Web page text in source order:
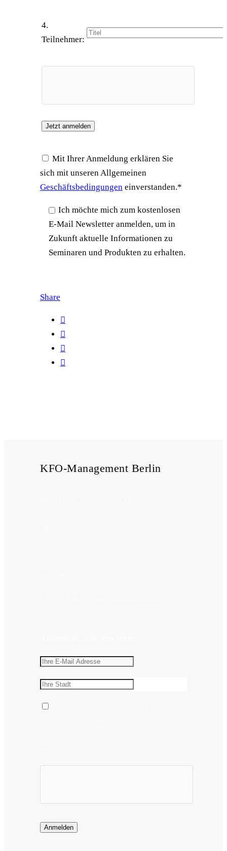
4.
Teilnehmer:
Mit Ihrer Anmeldung erklären Sie
sich mit unseren Allgemeinen
Geschäftsbedingungen einverstanden.*
Ich möchte mich zum kostenlosen
E-Mail Newsletter anmelden, um in
Zukunft aktuelle Informationen zu
Seminaren und Produkten zu erhalten.
Share
KFO-Management Berlin